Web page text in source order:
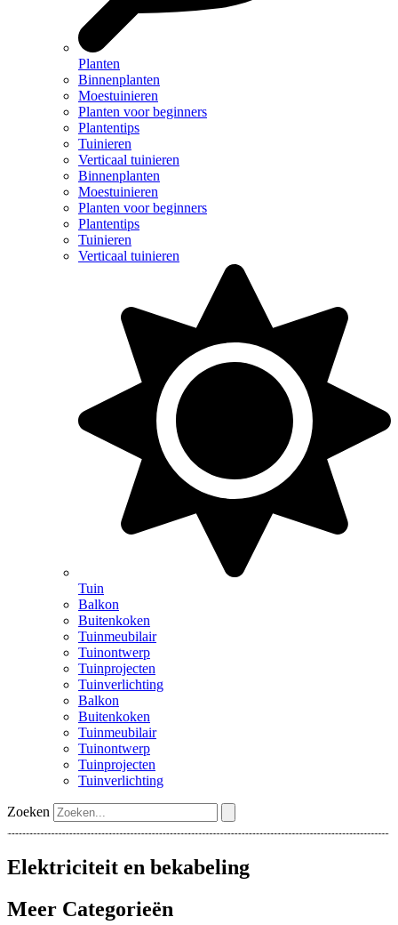
Planten
Binnenplanten
Moestuinieren
Planten voor beginners
Plantentips
Tuinieren
Verticaal tuinieren
Binnenplanten
Moestuinieren
Planten voor beginners
Plantentips
Tuinieren
Verticaal tuinieren
Tuin
Balkon
Buitenkoken
Tuinmeubilair
Tuinontwerp
Tuinprojecten
Tuinverlichting
Balkon
Buitenkoken
Tuinmeubilair
Tuinontwerp
Tuinprojecten
Tuinverlichting
Zoeken
Elektriciteit en bekabeling
Meer Categorieën